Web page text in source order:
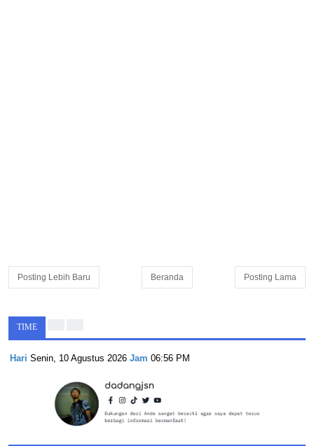
Posting Lebih Baru Posting Lama
Beranda
TIME
Hari Senin, 10 Agustus 2026 Jam 06:56 PM